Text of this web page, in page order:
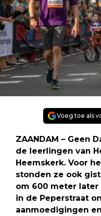
Voeg toe als
ZAANDAM – Geen
de leerlingen van
Heemskerk. Voor
stonden ze ook
om 600 meter
in de Peperstraat
aanmoedigingen